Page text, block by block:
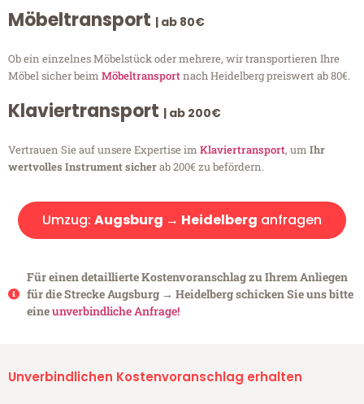
Möbeltransport | ab 80€
Ob ein einzelnes Möbelstück oder mehrere, wir transportieren Ihre
Möbel sicher beim Möbeltransportnach Heidelberg preiswert ab 80€.
Klaviertransport | ab 200€
Vertrauen Sie auf unsere Expertise im Klaviertransport, um Ihr
wertvolles Instrument sicherab 200€ zu befördern.
Umzug: Augsburg → Heidelberg anfragen
Für einen detaillierte Kostenvoranschlag zu Ihrem Anliegen
für die Strecke Augsburg → Heidelberg schicken Sie uns bitte
eineunverbindliche Anfrage!
Unverbindlichen Kostenvoranschlag erhalten